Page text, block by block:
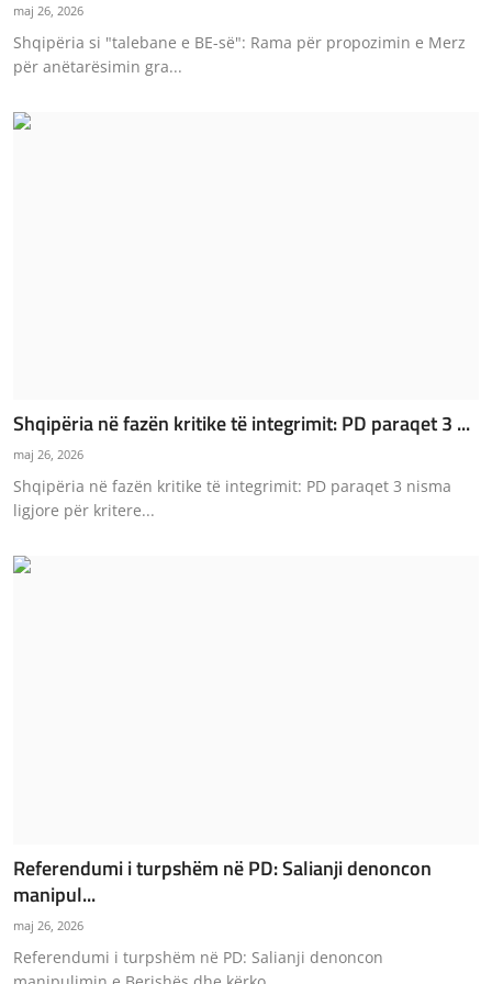
maj 26, 2026
Shqipëria si "talebane e BE-së": Rama për propozimin e Merz
për anëtarësimin gra...
Shqipëria në fazën kritike të integrimit: PD paraqet 3 ...
maj 26, 2026
Shqipëria në fazën kritike të integrimit: PD paraqet 3 nisma
ligjore për kritere...
Referendumi i turpshëm në PD: Salianji denoncon
manipul...
maj 26, 2026
Referendumi i turpshëm në PD: Salianji denoncon